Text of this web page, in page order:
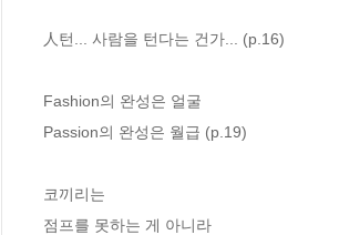
人턴... 사람을 턴다는 건가... (p.16)
Fashion의 완성은 얼굴
Passion의 완성은 월급 (p.19)
코끼리는
점프를 못하는 게 아니라